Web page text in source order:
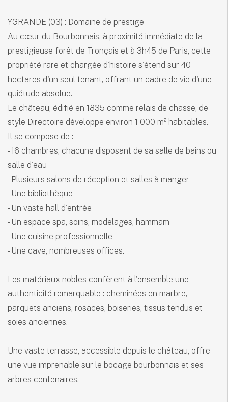
YGRANDE (03) : Domaine de prestige
Au cœur du Bourbonnais, à proximité immédiate de la
prestigieuse forêt de Tronçais et à 3h45 de Paris, cette
propriété rare et chargée d'histoire s'étend sur 40
hectares d'un seul tenant, offrant un cadre de vie d'une
quiétude absolue.
Le château, édifié en 1835 comme relais de chasse, de
style Directoire développe environ 1 000 m² habitables.
Il se compose de :
- 16 chambres, chacune disposant de sa salle de bains ou
salle d'eau
- Plusieurs salons de réception et salles à manger
- Une bibliothèque
- Un vaste hall d'entrée
- Un espace spa, soins, modelages, hammam
- Une cuisine professionnelle
- Une cave, nombreuses offices.
Les matériaux nobles confèrent à l'ensemble une
authenticité remarquable : cheminées en marbre,
parquets anciens, rosaces, boiseries, tissus tendus et
soies anciennes.
Une vaste terrasse, accessible depuis le château, offre
une vue imprenable sur le bocage bourbonnais et ses
arbres centenaires.